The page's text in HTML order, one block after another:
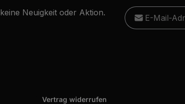
Neuigkeit oder Aktion. E-Mail-Adresse*
Vertrag widerrufen